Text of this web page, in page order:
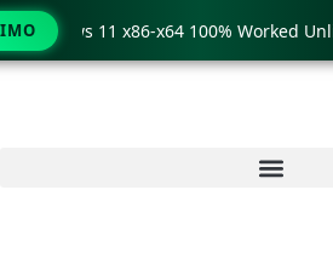
11 x86-x64 100% Worked